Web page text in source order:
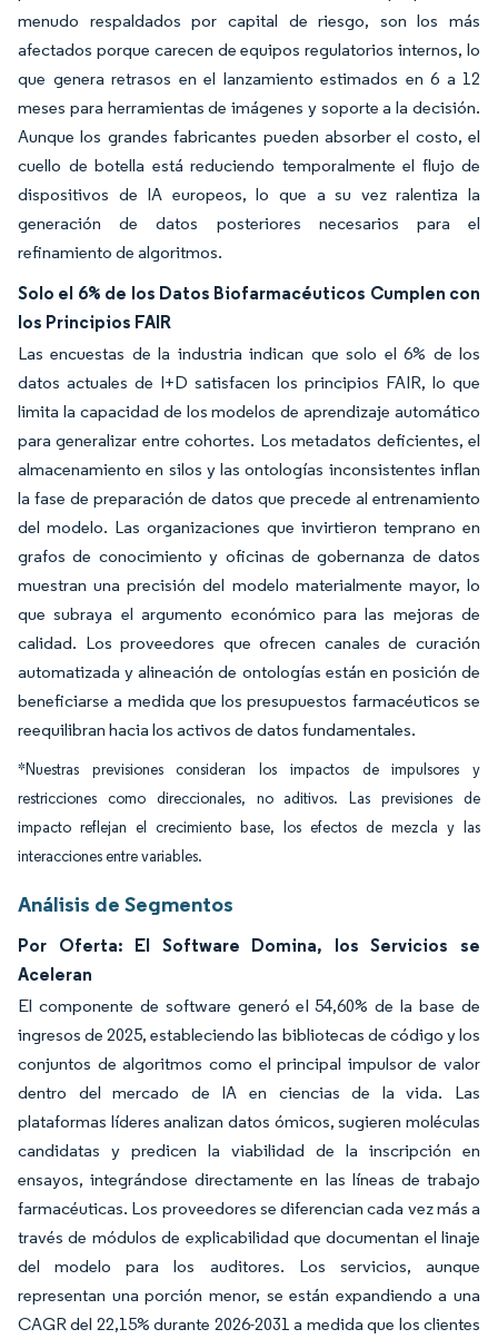
menudo respaldados por capital de riesgo, son los más
afectados porque carecen de equipos regulatorios internos, lo
que genera retrasos en el lanzamiento estimados en 6 a 12
meses para herramientas de imágenes y soporte a la decisión.
Aunque los grandes fabricantes pueden absorber el costo, el
cuello de botella está reduciendo temporalmente el flujo de
dispositivos de IA europeos, lo que a su vez ralentiza la
generación de datos posteriores necesarios para el
refinamiento de algoritmos.
Solo el 6% de los Datos Biofarmacéuticos Cumplen con
los Principios FAIR
Las encuestas de la industria indican que solo el 6% de los
datos actuales de I+D satisfacen los principios FAIR, lo que
limita la capacidad de los modelos de aprendizaje automático
para generalizar entre cohortes. Los metadatos deficientes, el
almacenamiento en silos y las ontologías inconsistentes inflan
la fase de preparación de datos que precede al entrenamiento
del modelo. Las organizaciones que invirtieron temprano en
grafos de conocimiento y oficinas de gobernanza de datos
muestran una precisión del modelo materialmente mayor, lo
que subraya el argumento económico para las mejoras de
calidad. Los proveedores que ofrecen canales de curación
automatizada y alineación de ontologías están en posición de
beneficiarse a medida que los presupuestos farmacéuticos se
reequilibran hacia los activos de datos fundamentales.
*Nuestras previsiones consideran los impactos de impulsores y
restricciones como direccionales, no aditivos. Las previsiones de
impacto reflejan el crecimiento base, los efectos de mezcla y las
interacciones entre variables.
Análisis de Segmentos
Por Oferta: El Software Domina, los Servicios se
Aceleran
El componente de software generó el 54,60% de la base de
ingresos de 2025, estableciendo las bibliotecas de código y los
conjuntos de algoritmos como el principal impulsor de valor
dentro del mercado de IA en ciencias de la vida. Las
plataformas líderes analizan datos ómicos, sugieren moléculas
candidatas y predicen la viabilidad de la inscripción en
ensayos, integrándose directamente en las líneas de trabajo
farmacéuticas. Los proveedores se diferencian cada vez más a
través de módulos de explicabilidad que documentan el linaje
del modelo para los auditores. Los servicios, aunque
representan una porción menor, se están expandiendo a una
CAGR del 22,15% durante 2026-2031 a medida que los clientes